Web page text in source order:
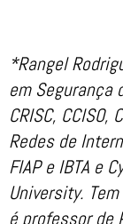
*Rangel
em Segurança
CRISC, CCISO,
Redes de
FIAP e IBTA e
University.
é professor de